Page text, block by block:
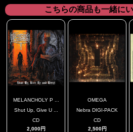
こちらの商品も一緒に
MELANCHOLY P ...
Shut Up, Give U ...
CD
2,000円
OMEGA
Nebra DIGI-PACK
CD
2,500円